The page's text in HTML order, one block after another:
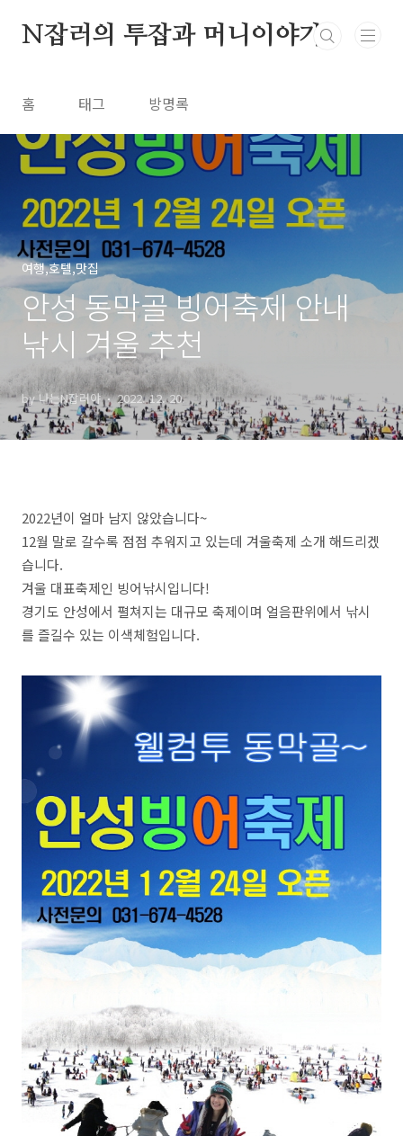
N잡러의 투잡과 머니이야기
홈 태그 방명록
여행,호텔,맛집
안성 동막골 빙어축제 안내
낚시 겨울 추천
by 나는N잡러야 2022. 12. 20.
2022년이 얼마 남지 않았습니다~
12월 말로 갈수록 점점 추워지고 있는데 겨울축제 소개 해드리겠
습니다.
겨울 대표축제인 빙어낚시입니다!
경기도 안성에서 펼쳐지는 대규모 축제이며 얼음판위에서 낚시
를 즐길수 있는 이색체험입니다.